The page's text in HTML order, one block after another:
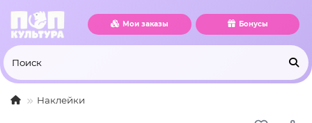
Мои заказы Бонусы
Наклейки